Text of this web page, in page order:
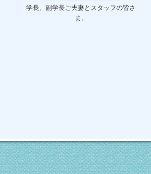
学長、副学長ご夫妻とスタッフの皆さ
ま。